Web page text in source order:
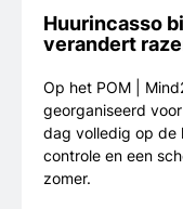
Huurincasso
verandert
Op het POM |
georganiseerd
dag volledig op de
controle en een
zomer.